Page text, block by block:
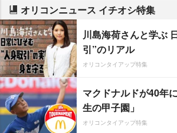
オリコンニュース イチオシ特集
川島海荷さんと学ぶ
引”のリアル
オリコンタイアップ特集
マクドナルドが40年
生の甲子園」
オリコンタイアップ特集